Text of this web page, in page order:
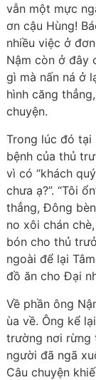
vẫn một mực
ơn cậu Hùng!
nhiều việc ở
Nậm còn ở đây
gì mà nấn ná ở
hình căng
chuyện.
Trong lúc đó tại
bệnh của thủ
vì có “khách
chưa ạ?”. “Tôi
thẳng, Đông
no xôi chán
bón cho thủ
ngoài để lại
đồ ăn cho Đại
Về phần ông
ùa về. Ông kể
trường nơi rừng
người đã ngã
Câu chuyện